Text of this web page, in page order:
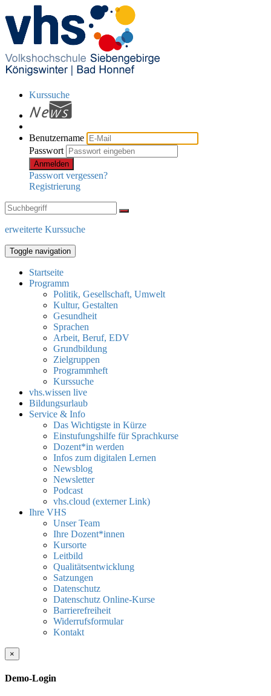
Kurssuche
Benutzername
Passwort
Anmelden
Passwort vergessen?
Registrierung
erweiterte Kurssuche
Toggle navigation
Startseite
Programm
Politik, Gesellschaft, Umwelt
Kultur, Gestalten
Gesundheit
Sprachen
Arbeit, Beruf, EDV
Grundbildung
Zielgruppen
Programmheft
Kurssuche
vhs.wissen live
Bildungsurlaub
Service & Info
Das Wichtigste in Kürze
Einstufungshilfe für Sprachkurse
Dozent*in werden
Infos zum digitalen Lernen
Newsblog
Newsletter
Podcast
vhs.cloud (externer Link)
Ihre VHS
Unser Team
Ihre Dozent*innen
Kursorte
Leitbild
Qualitätsentwicklung
Satzungen
Datenschutz
Datenschutz Online-Kurse
Barrierefreiheit
Widerrufsformular
Kontakt
×
Demo-Login